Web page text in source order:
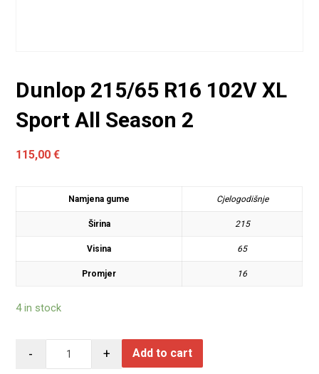
Dunlop 215/65 R16 102V XL
Sport All Season 2
115,00€
Namjena gume Cjelogodišnje
Širina 215
Visina 65
Promjer 16
4 in stock
- + Add to cart